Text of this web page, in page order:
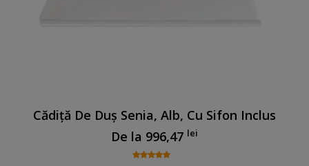
Cădiță De Duș Senia, Alb, Cu Sifon Inclus
De la 996,47 lei